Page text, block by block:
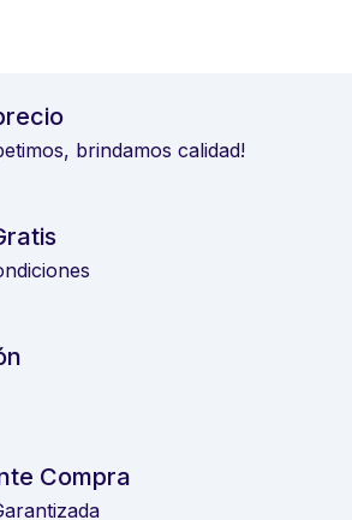
brindamos calidad!
Compra